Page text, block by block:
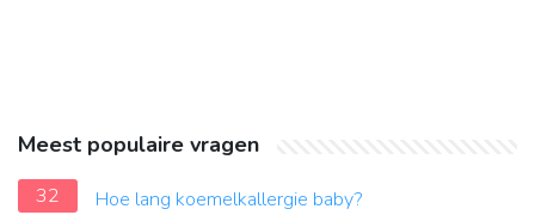
Meest populaire vragen
32
Hoe lang koemelkallergie baby?